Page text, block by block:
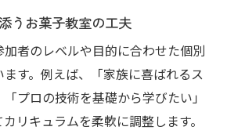
うお菓子教室の工夫
者のレベルや目的に合わせた個別
す。例えば、「家族に喜ばれるス
プロの技術を基礎から学びたい」
リキュラムを柔軟に調整します。